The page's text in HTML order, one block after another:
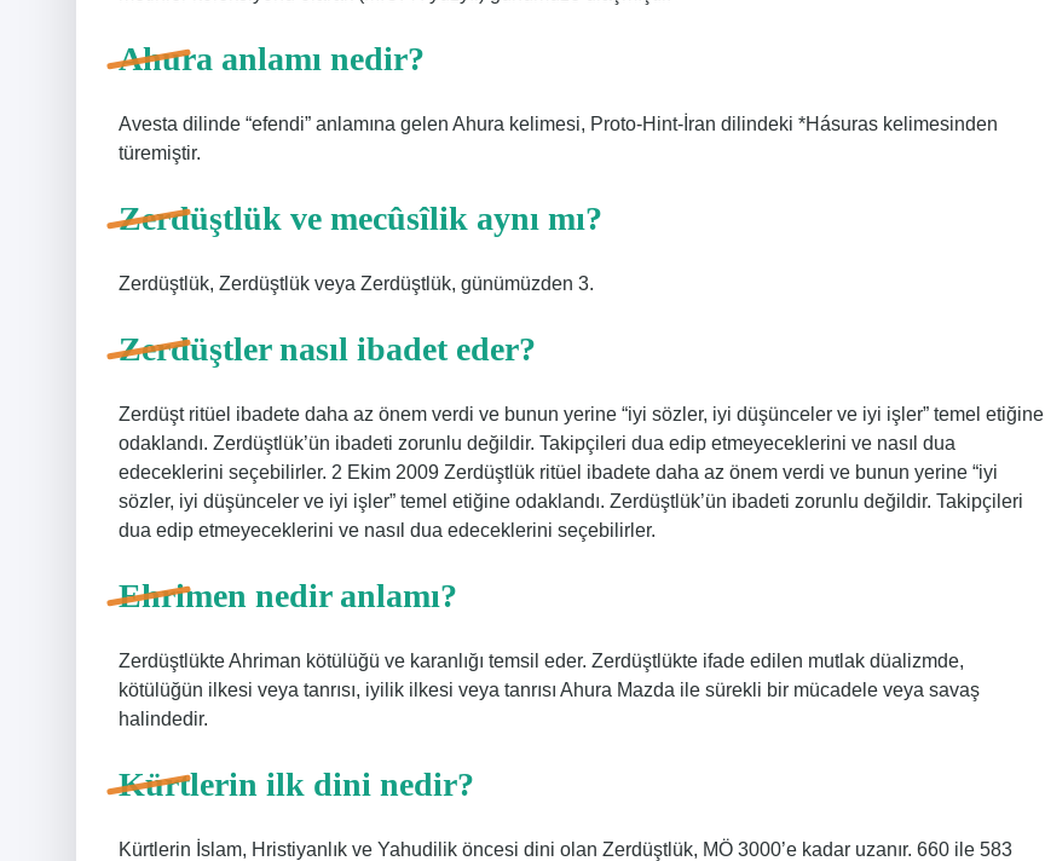
Ahura anlamı nedir?
Avesta dilinde “efendi” anlamına gelen Ahura kelimesi, Proto-Hint-İran dilindeki *Hásuras kelimesinden
türemiştir.
Zerdüştlük ve mecûsîlik aynı mı?
Zerdüştlük, Zerdüştlük veya Zerdüştlük, günümüzden 3.
Zerdüştler nasıl ibadet eder?
Zerdüşt ritüel ibadete daha az önem verdi ve bunun yerine “iyi sözler, iyi düşünceler ve iyi işler” temel etiğine
odaklandı. Zerdüştlük’ün ibadeti zorunlu değildir. Takipçileri dua edip etmeyeceklerini ve nasıl dua
edeceklerini seçebilirler. 2 Ekim 2009 Zerdüştlük ritüel ibadete daha az önem verdi ve bunun yerine “iyi
sözler, iyi düşünceler ve iyi işler” temel etiğine odaklandı. Zerdüştlük’ün ibadeti zorunlu değildir. Takipçileri
dua edip etmeyeceklerini ve nasıl dua edeceklerini seçebilirler.
Ehrimen nedir anlamı?
Zerdüştlükte Ahriman kötülüğü ve karanlığı temsil eder. Zerdüştlükte ifade edilen mutlak düalizmde,
kötülüğün ilkesi veya tanrısı, iyilik ilkesi veya tanrısı Ahura Mazda ile sürekli bir mücadele veya savaş
halindedir.
Kürtlerin ilk dini nedir?
Kürtlerin İslam, Hristiyanlık ve Yahudilik öncesi dini olan Zerdüştlük, MÖ 3000’e kadar uzanır. 660 ile 583